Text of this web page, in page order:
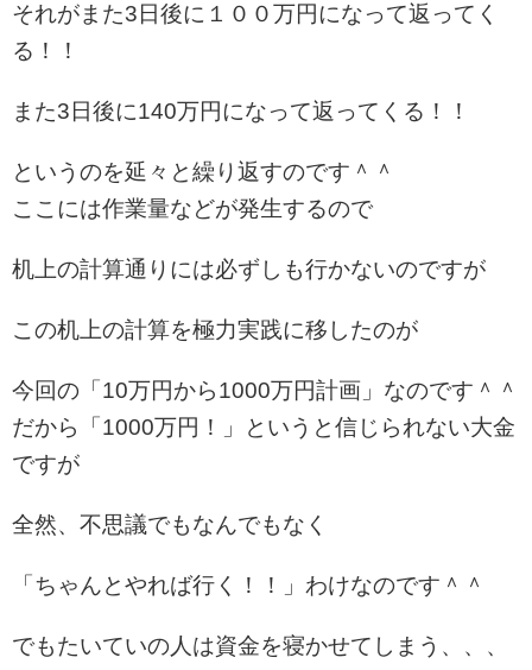
それがまた3日後に１００万円になって返ってく
る！！
また3日後に140万円になって返ってくる！！
というのを延々と繰り返すのです＾＾
ここには作業量などが発生するので
机上の計算通りには必ずしも行かないのですが
この机上の計算を極力実践に移したのが
今回の「10万円から1000万円計画」なのです＾＾
だから「1000万円！」というと信じられない大金
ですが
全然、不思議でもなんでもなく
「ちゃんとやれば行く！！」わけなのです＾＾
でもたいていの人は資金を寝かせてしまう、、、